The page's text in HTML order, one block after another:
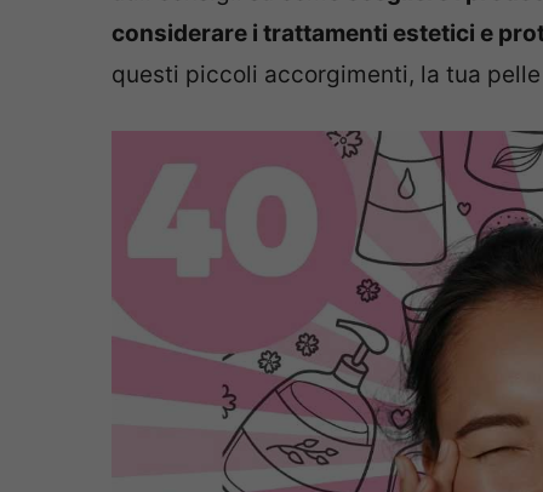
considerare i trattamenti estetici e
questi piccoli accorgimenti, la tua